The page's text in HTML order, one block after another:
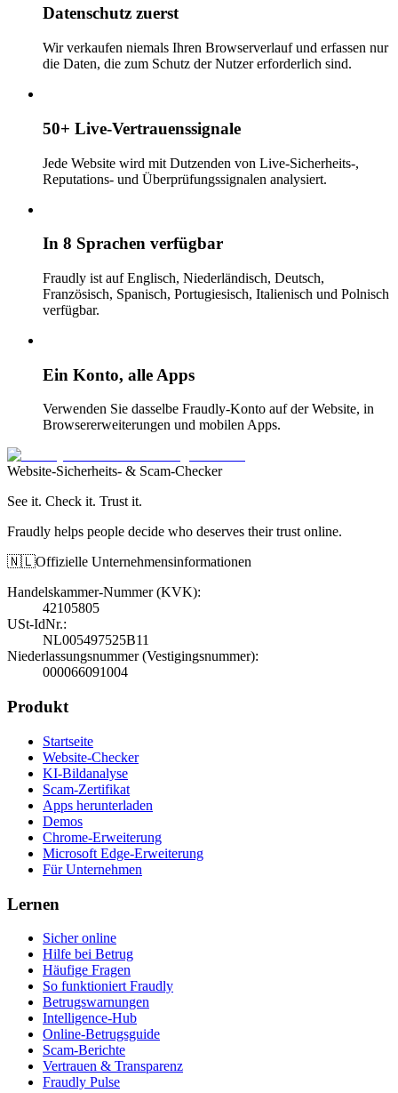
Datenschutz zuerst
Wir verkaufen niemals Ihren Browserverlauf und erfassen nur
die Daten, die zum Schutz der Nutzer erforderlich sind.
50+ Live-Vertrauenssignale
Jede Website wird mit Dutzenden von Live-Sicherheits-,
Reputations- und Überprüfungssignalen analysiert.
In 8 Sprachen verfügbar
Fraudly ist auf Englisch, Niederländisch, Deutsch,
Französisch, Spanisch, Portugiesisch, Italienisch und Polnisch
verfügbar.
Ein Konto, alle Apps
Verwenden Sie dasselbe Fraudly-Konto auf der Website, in
Browsererweiterungen und mobilen Apps.
Website-Sicherheits- & Scam-Checker
See it. Check it. Trust it.
Fraudly helps people decide who deserves their trust online.
🇳🇱Offizielle Unternehmensinformationen
Handelskammer-Nummer (KVK):
42105805
USt-IdNr.:
NL005497525B11
Niederlassungsnummer (Vestigingsnummer):
000066091004
Produkt
Startseite
Website-Checker
KI-Bildanalyse
Scam-Zertifikat
Apps herunterladen
Demos
Chrome-Erweiterung
Microsoft Edge-Erweiterung
Für Unternehmen
Lernen
Sicher online
Hilfe bei Betrug
Häufige Fragen
So funktioniert Fraudly
Betrugswarnungen
Intelligence-Hub
Online-Betrugsguide
Scam-Berichte
Vertrauen & Transparenz
Fraudly Pulse